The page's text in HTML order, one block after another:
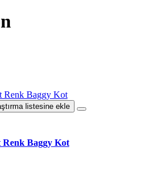
listesine ekle
Renk Baggy Kot